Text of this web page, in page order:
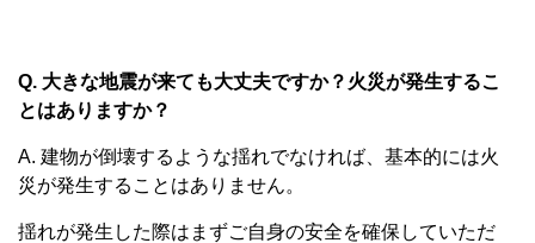
Q. 大きな地震が来ても大丈夫ですか？火災が発生するこ
とはありますか？
A. 建物が倒壊するような揺れでなければ、基本的には火
災が発生することはありません。
揺れが発生した際はまずご自身の安全を確保していただ